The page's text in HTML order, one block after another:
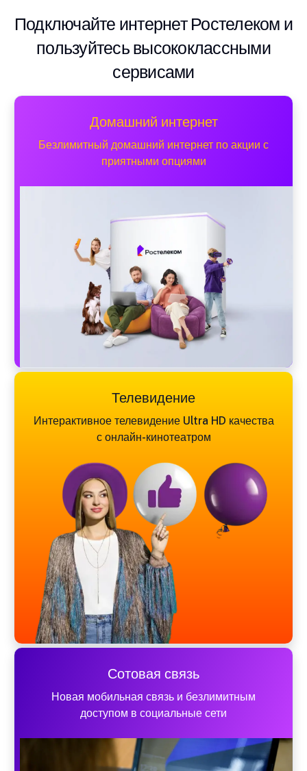
Подключайте интернет Ростелеком и
пользуйтесь высококлассными
сервисами
Домашний интернет
Безлимитный домашний интернет по акции с
приятными опциями
Телевидение
Интерактивное телевидение Ultra HD качества
с онлайн-кинотеатром
Сотовая связь
Новая мобильная связь и безлимитным
доступом в социальные сети